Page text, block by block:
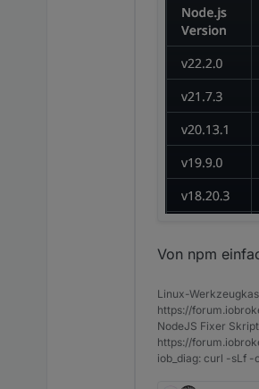
Von npm
Linux-
https://
NodeJS Fixer
https://
iob_diag: curl -sLf -